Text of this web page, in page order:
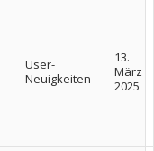
User-
Neuigkeiten
13.
März
2025